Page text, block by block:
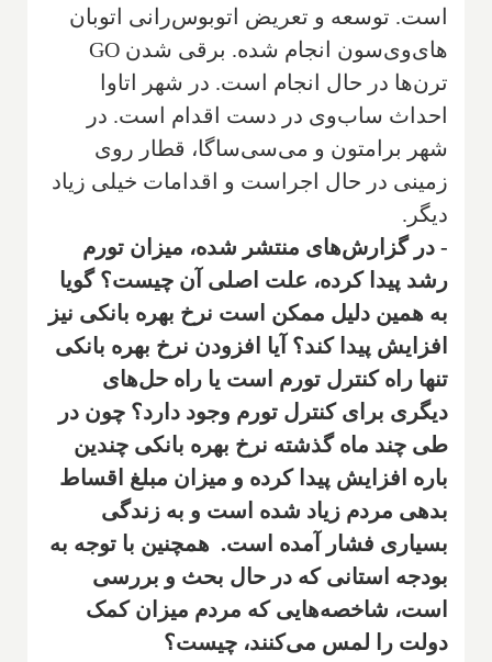
است. توسعه و تعریض اتوبوس‌رانی اتوبان‌
های‌وی‌سون انجام شده. برقی شدن GO
ترن‌ها در حال انجام است. در شهر اتاوا
احداث ساب‌وی در دست اقدام است. در
شهر برامتون و می‌سی‌ساگا، قطار روی
زمینی در حال اجراست و اقدامات خیلی زیاد
دیگر.
- در گزارش‌های منتشر شده، میزان تورم
رشد پیدا کرده، علت اصلی آن چیست؟ گویا
به همین دلیل ممکن است نرخ بهره بانکی نیز
افزایش پیدا کند؟ آیا افزودن نرخ بهره بانکی
تنها راه کنترل تورم است یا راه حل‌های
دیگری برای کنترل تورم وجود دارد؟ چون در
طی چند ماه گذشته نرخ بهره بانکی چندین
باره افزایش پیدا کرده و میزان مبلغ اقساط
بدهی مردم زیاد شده است و به زندگی
بسیاری فشار آمده است. همچنین با توجه به
بودجه استانی که در حال بحث و بررسی
است، شاخصه‌هایی که مردم میزان کمک
دولت را لمس می‌کنند، چیست؟